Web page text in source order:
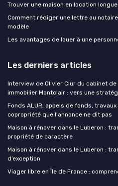
Trouver une maison en location
Comment rédiger une lettre au
modèle
Les avantages de louer à une
Les derniers articles
Interview de Olivier Clur du cabinet
immobilier Montclair : vers une
Fonds ALUR, appels de fonds,
copropriété que l'annonce ne dit pas
Maison à rénover dans le Luberon :
propriété de caractère
Maison à rénover dans le Luberon :
d’exception
Viager libre en Île de France :